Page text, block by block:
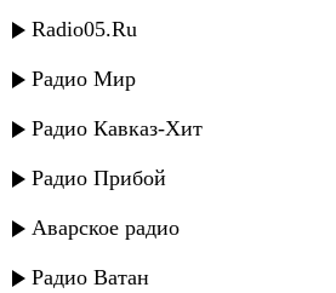
Radio05.Ru
Радио Мир
Радио Кавказ-Хит
Радио Прибой
Аварское радио
Радио Ватан
Звезды Сергокалы - Track 03
Звезды Сергокалы - Track 10